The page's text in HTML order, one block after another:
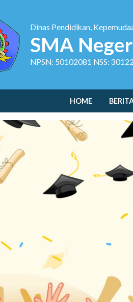
Dinas Pendidikan,
SMA
NPSN: 50102081 NSS:
HOME